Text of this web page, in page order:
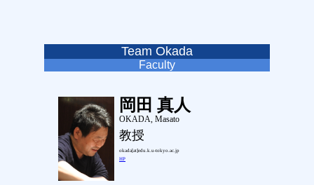
Team Okada
Faculty
岡田 真人
OKADA, Masato
教授
okada[at]edu.k.u-tokyo.ac.jp
HP